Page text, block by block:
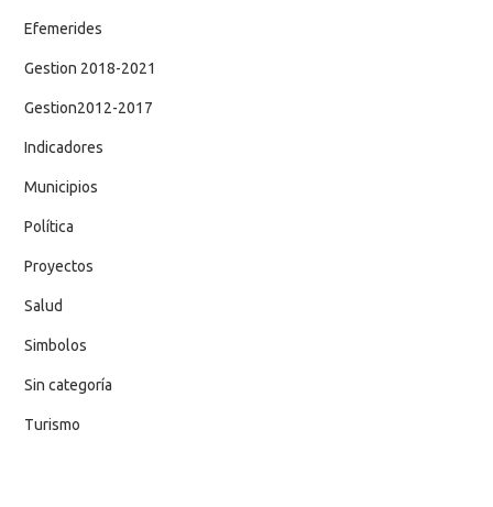
Efemerides
Gestion 2018-2021
Gestion2012-2017
Indicadores
Municipios
Política
Proyectos
Salud
Simbolos
Sin categoría
Turismo